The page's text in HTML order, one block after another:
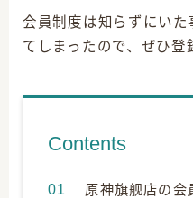
会員制度は知らずにい
てしまったので、ぜひ登
Contents
原神旗舰店の会